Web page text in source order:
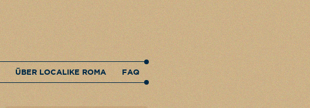
ÜBER LOCALIKE ROMA FAQ